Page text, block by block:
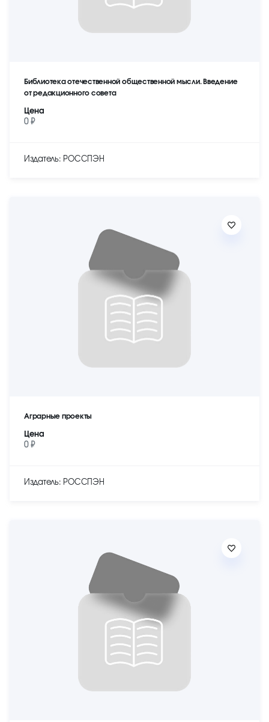
Библиотека отечественной общественной мысли. Введение
от редакционного совета
Цена
0 ₽
Издатель: РОССПЭН
Аграрные проекты
Цена
0 ₽
Издатель: РОССПЭН